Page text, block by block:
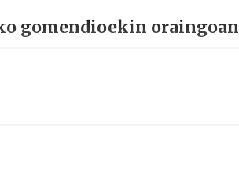
gomendioekin oraingoan